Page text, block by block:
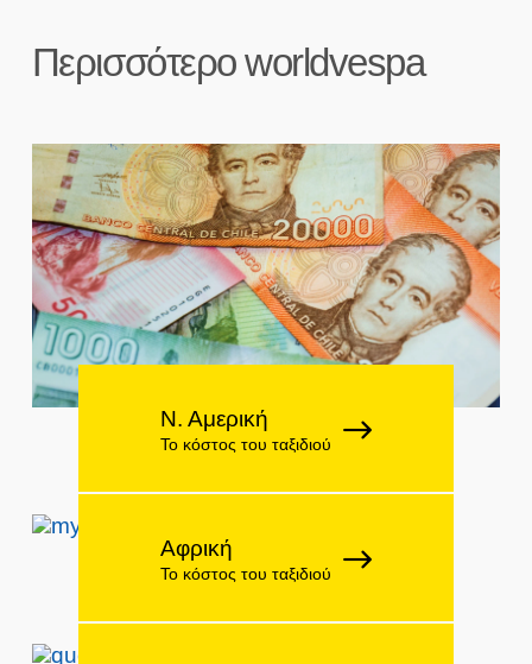
Περισσότερο worldvespa
Ν. Αμερική
Το κόστος του ταξιδιού
Αφρική
Το κόστος του ταξιδιού